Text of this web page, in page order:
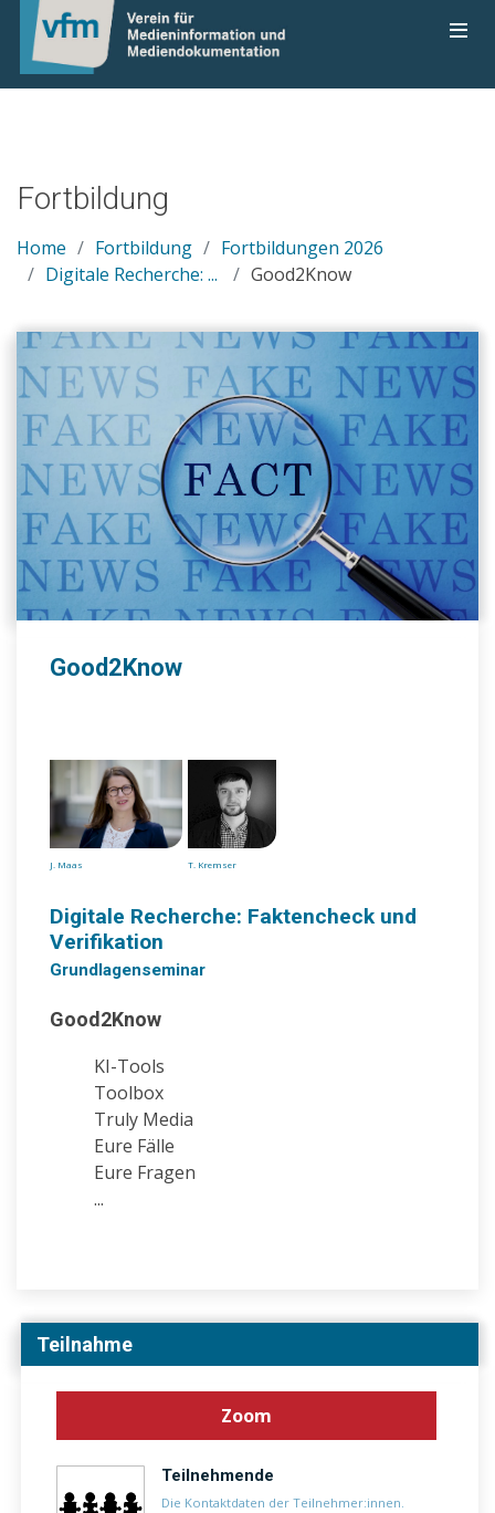
Fortbildung
Home Fortbildung
Fortbildungen 2026
Digitale Recherche: ...
Good2Know
Good2Know
J. Maas T. Kremser
Digitale Recherche: Faktencheck und
Verifikation
Grundlagenseminar
Good2Know
KI-Tools
Toolbox
Truly Media
Eure Fälle
Eure Fragen
...
Teilnahme
Zoom
Teilnehmende
Die Kontaktdaten der Teilnehmer:innen.